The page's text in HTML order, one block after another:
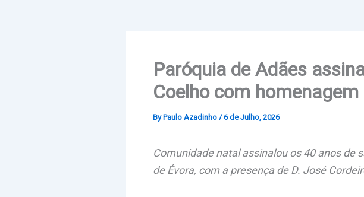
Paróquia de Adães
Coelho com homenagem
By Paulo Azadinho /6 de Julho, 2026
Comunidade natal assinalou os 40 anos de
de Évora, com a presença de D. José